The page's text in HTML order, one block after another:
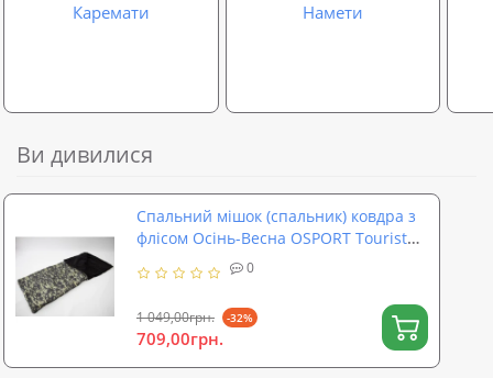
Каремати Намети
Ви дивилися
Спальний мішок (спальник) ковдра з
флісом Осінь-Весна OSPORT Tourist
Lite Камуфляж (ty-0010)
0
1 049,00грн. -32%
709,00грн.